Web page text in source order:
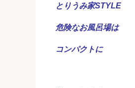
とりうみ家STYLE
危険なお風呂場は
コンパクトに